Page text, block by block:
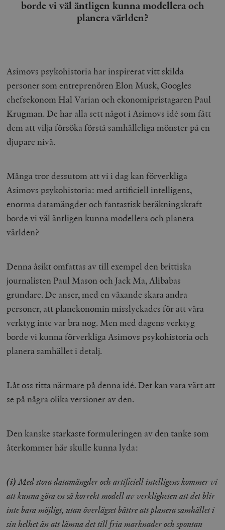
borde vi väl äntligen kunna modellera och
planera världen?
Asimovs psykohistoria har inspirerat vitt skilda
personer som entreprenören Elon Musk, Googles
chefsekonom Hal Varian och ekonomipristagaren Paul
Krugman. De har alla sett något i Asimovs idé som fått
dem att vilja försöka förstå samhälleliga mönster på en
djupare nivå.
Många tror dessutom att vi i dag kan förverkliga
Asimovs psykohistoria: med artificiell intelligens,
enorma datamängder och fantastisk beräkningskraft
borde vi väl äntligen kunna modellera och planera
världen?
Denna åsikt omfattas av till exempel den brittiska
journalisten Paul Mason och Jack Ma, Alibabas
grundare. De anser, med en växande skara andra
personer, att planekonomin misslyckades för att våra
verktyg inte var bra nog. Men med dagens verktyg
borde vi kunna förverkliga Asimovs psykohistoria och
planera samhället i detalj.
Låt oss titta närmare på denna idé. Det kan vara värt att
se på några olika versioner av den.
Den kanske starkaste formuleringen av den tanke som
återkommer här skulle kunna lyda:
(i) Med stora datamängder och artificiell intelligens kommer vi
att kunna göra en så korrekt modell av verkligheten att det blir
inte bara möjligt, utan överlägset bättre att planera samhället i
sin helhet än att lämna det till fria marknader och spontan